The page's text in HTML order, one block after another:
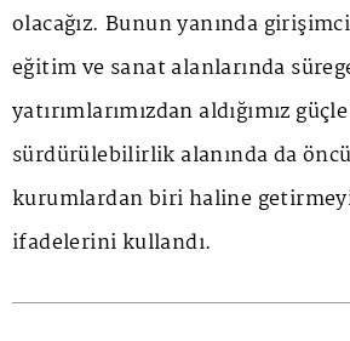
olacağız. Bunun yanında
eğitim ve sanat alanlarında
yatırımlarımızdan aldığımız
sürdürülebilirlik alanında da
kurumlardan biri haline
ifadelerini kullandı.